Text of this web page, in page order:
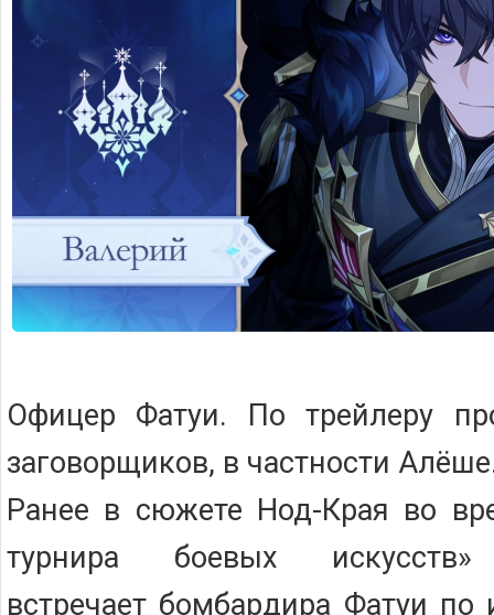
Офицер Фатуи. По трейлеру
заговорщиков, в частности
Ранее в сюжете Нод-Края во
турнира боевых искусств»
встречает бомбардира Фатуи